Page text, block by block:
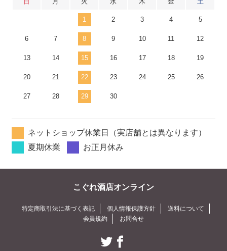
1 2 3 4 5
6 7 8 9 10 11 12
13 14 15 16 17 18 19
20 21 22 23 24 25 26
27 28 29 30
ネットショップ休業日（実店舗とは異なります）
夏期休業
お正月休み
こぐれ酒店オンライン
特定商取引法に基づく表記 個人情報保護方針
送料について
会員規約
お問合せ